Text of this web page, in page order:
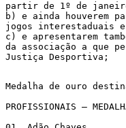
partir de 1º de
b) e ainda houverem
jogos interestaduais
c) e apresentarem
da associação a que
Justiça Desportiva;